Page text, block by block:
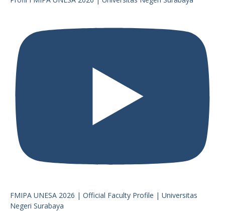
FMIPA UNESA 2026 | Official Faculty Profile | Universitas
Negeri Surabaya